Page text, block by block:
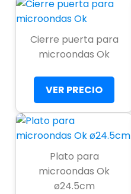
Cierre puerta para
microondas Ok
VER PRECIO
Plato para
microondas Ok
ø24.5cm